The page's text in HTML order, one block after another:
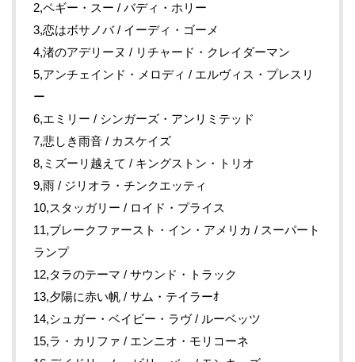
2,ペギー・スー / バディ・ホリー
3,恋はボサノバ / イーディ・ゴーメ
4,渚のアデリーヌ / リチャード・クレイダーマン
5,アンチェインド・メロディ / エルヴィス・プレスリ
ー
6,エミリー / シンガーズ・アンリミテッド
7,悲しき雨音 / カスケイズ
8,ミズーリ越えて / キングストン・トリオ
9,雨 / ジリオラ・チンクエッティ
10,スタッガリー / ロイド・プライス
11,ブレークファースト・イン・アメリカ / スーパート
ランプ
12,タラのテーマ / サウンド・トラック
13,夕陽に赤い帆 / サム・テイラーｵ
14,シュガー・ベイビー・ラヴ / ルーベッツ
15,ラ・カリファ / エンニオ・モリコーネ